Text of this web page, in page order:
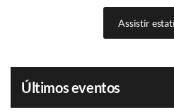
Assistir
Últimos eventos